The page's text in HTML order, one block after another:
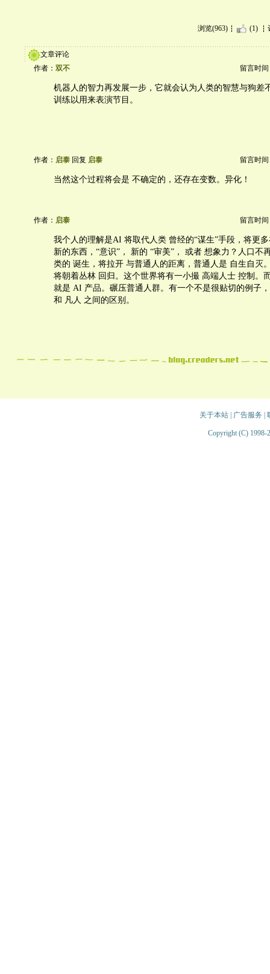
浏览(963) (1)
文章评论
作者： 双不 留言时间
机器人的智力再发展一步，它就会认为人类的智慧与狗差
训练以用来表演节目。
作者： 启泰 回复 启泰 留言时间
当然这个过程将会是 不确定的，还存在变数。异化！
作者： 启泰 留言时间
我个人的理解是AI 将取代人类 曾经的“谋生”手段，将更
新的东西，“意识”， 新的 “审美”， 或者 想象力？人口不
类的 诞生，将拉开 与普通人的距离，普通人是 自生自灭
将朝着丛林 回归。这个世界将有一小撮 高端人士 控制。
就是 AI 产品。碾压普通人群。有一个不是很贴切的例子
和 凡人 之间的区别。
关于本站| 广告服务
Copyright (C) 1998-